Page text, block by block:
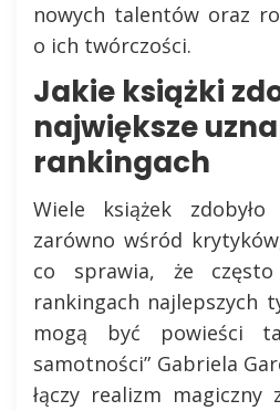
nowych talentów oraz
o ich twórczości.
Jakie książki
największe
rankingach
Wiele książek
zarówno wśród
co sprawia, że
rankingach najlepszych
mogą być powieści
samotności” Gabriela
łączy realizm magiczny